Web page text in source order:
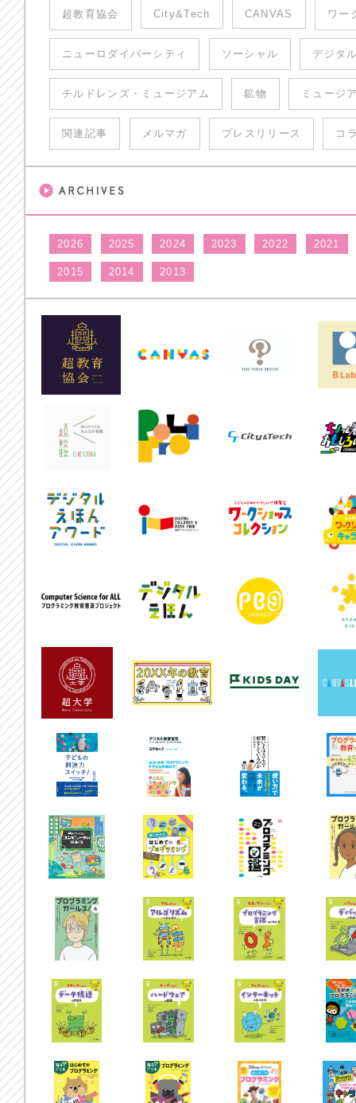
超教育協会 City&Tech CANVAS ワー
ニューロダイバーシティ ソーシャル デジタ
チルドレンズ・ミュージアム 鉱物 ミュージ
関連記事 メルマガ プレスリリース コ
2026 2025 2024 2023 2022 2021
2015 2014 2013